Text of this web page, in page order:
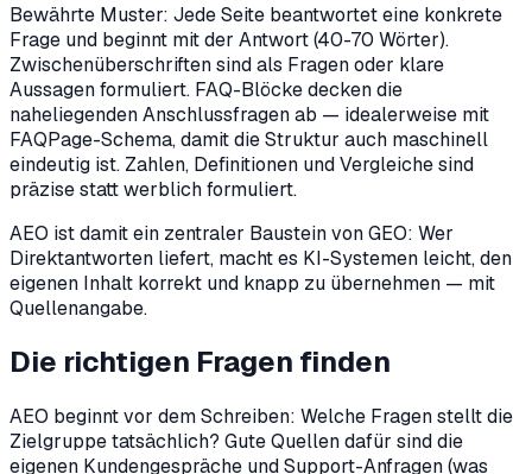
Bewährte Muster: Jede Seite beantwortet eine konkrete
Frage und beginnt mit der Antwort (40-70 Wörter).
Zwischenüberschriften sind als Fragen oder klare
Aussagen formuliert. FAQ-Blöcke decken die
naheliegenden Anschlussfragen ab — idealerweise mit
FAQPage-Schema, damit die Struktur auch maschinell
eindeutig ist. Zahlen, Definitionen und Vergleiche sind
präzise statt werblich formuliert.
AEO ist damit ein zentraler Baustein von GEO: Wer
Direktantworten liefert, macht es KI-Systemen leicht, den
eigenen Inhalt korrekt und knapp zu übernehmen — mit
Quellenangabe.
Die richtigen Fragen finden
AEO beginnt vor dem Schreiben: Welche Fragen stellt die
Zielgruppe tatsächlich? Gute Quellen dafür sind die
eigenen Kundengespräche und Support-Anfragen (was